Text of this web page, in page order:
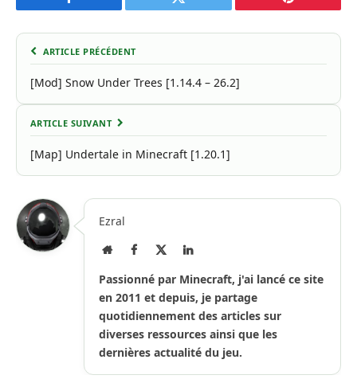
Facebook Twitter Pinterest
ARTICLE PRÉCÉDENT
[Mod] Snow Under Trees [1.14.4 – 26.2]
ARTICLE SUIVANT
[Map] Undertale in Minecraft [1.20.1]
Ezral
Site
Facebook LinkedIn
Passionné par Minecraft, j'ai lancé ce site
en 2011 et depuis, je partage
quotidiennement des articles sur
diverses ressources ainsi que les
dernières actualité du jeu.